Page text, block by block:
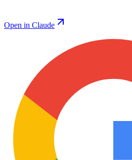
Open in Claude